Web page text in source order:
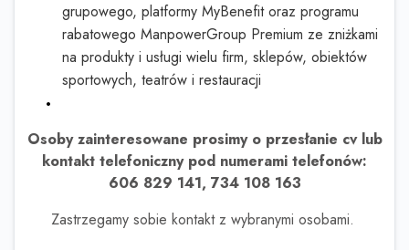
grupowego, platformy MyBenefit oraz programu
rabatowego ManpowerGroup Premium ze zniżkami
na produkty i usługi wielu firm, sklepów, obiektów
sportowych, teatrów i restauracji
Osoby zainteresowane prosimy o przesłanie cv lub
kontakt telefoniczny pod numerami telefonów:
606 829 141, 734 108 163
Zastrzegamy sobie kontakt z wybranymi osobami.